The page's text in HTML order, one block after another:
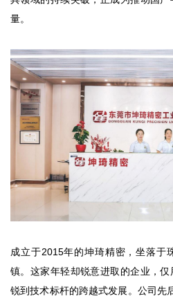
量。
成立于2015年的坤琦精密，坐落于
镇。这家年轻却锐意进取的企业，
锐到技术标杆的跨越式发展。公司先